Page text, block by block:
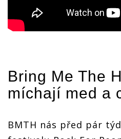
Bring Me The
míchají med a
BMTH nás před pár